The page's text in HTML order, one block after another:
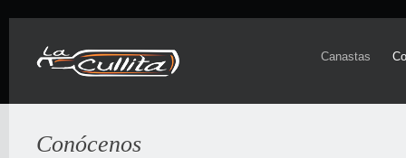
Canastas
Conócenos